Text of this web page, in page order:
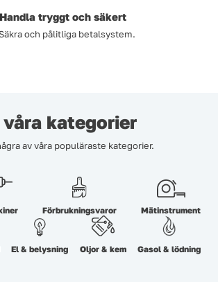
Handla tryggt och säkert
Säkra och pålitliga betalsystem.
kategorier
av våra populäraste kategorier.
Förbrukningsvaror Mätinstrument
El & belysning Oljor & kem Gasol & lödning